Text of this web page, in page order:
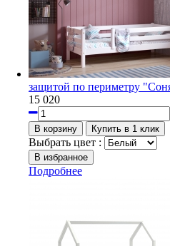
защитой по периметру
15 020
Выбрать цвет :
Подробнее